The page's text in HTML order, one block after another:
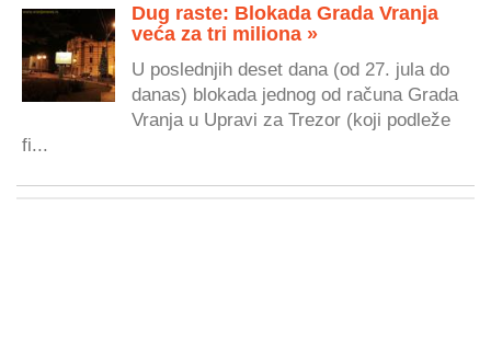
Dug raste: Blokada Grada Vranja
veća za tri miliona »
U poslednjih deset dana (od 27. jula do
danas) blokada jednog od računa Grada
Vranja u Upravi za Trezor (koji podleže
fi...